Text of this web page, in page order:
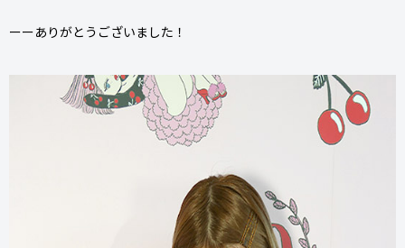
ーーありがとうございました！